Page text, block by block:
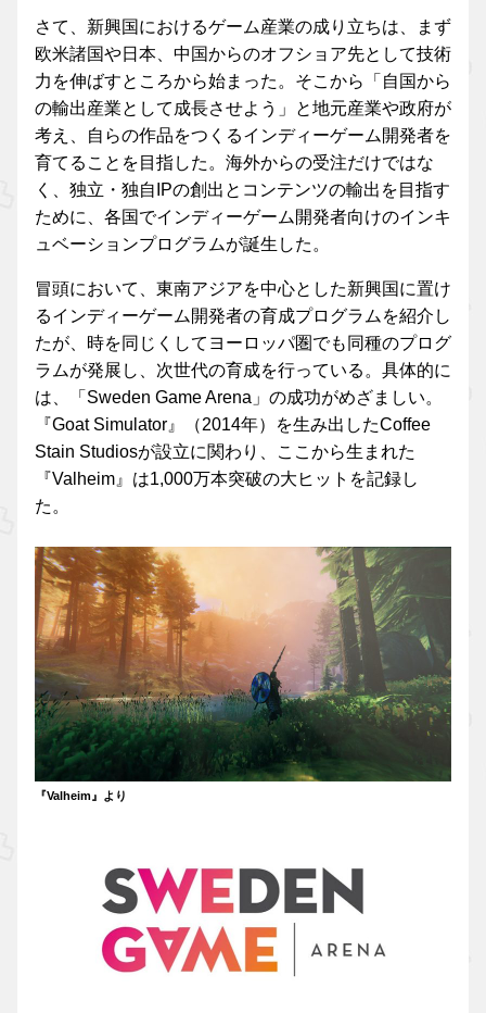
さて、新興国におけるゲーム産業の成り立ちは、まず
欧米諸国や日本、中国からのオフショア先として技術
力を伸ばすところから始まった。そこから「自国から
の輸出産業として成長させよう」と地元産業や政府が
考え、自らの作品をつくるインディーゲーム開発者を
育てることを目指した。海外からの受注だけではな
く、独立・独自IPの創出とコンテンツの輸出を目指す
ために、各国でインディーゲーム開発者向けのインキ
ュベーションプログラムが誕生した。
冒頭において、東南アジアを中心とした新興国に置け
るインディーゲーム開発者の育成プログラムを紹介し
たが、時を同じくしてヨーロッパ圏でも同種のプログ
ラムが発展し、次世代の育成を行っている。具体的に
は、「Sweden Game Arena」の成功がめざましい。
『Goat Simulator』（2014年）を生み出したCoffee
Stain Studiosが設立に関わり、ここから生まれた
『Valheim』は1,000万本突破の大ヒットを記録し
た。
『Valheim』より